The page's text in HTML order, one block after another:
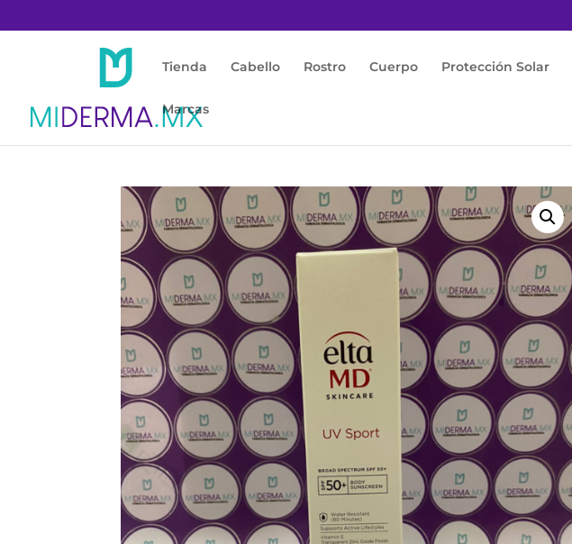
Tienda Cabello Rostro Cuerpo Protección Solar
Marcas